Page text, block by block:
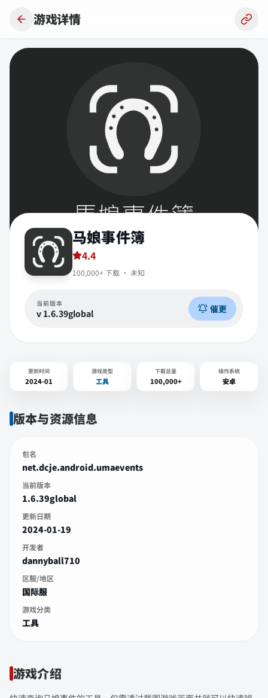
游戏详情
马娘事件簿
4.4
100,000+ 下载 · 未知
当前版本
v 1.6.39global 催更
更新时间
2024-01
游戏类型
工具
下载总量
100,000+
操作系统
安卓
版本与资源信息
包名
net.dcje.android.umaevents
当前版本
1.6.39global
更新日期
2024-01-19
开发者
dannyball710
区服/地区
国际服
游戏分类
工具
游戏介绍